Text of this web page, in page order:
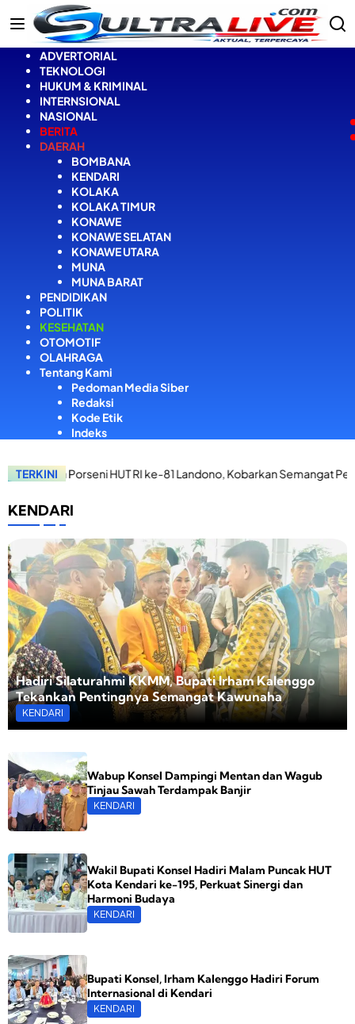
Langsung
ke
ADVERTORIAL
TEKNOLOGI
HUKUM & KRIMINAL
INTERNSIONAL
NASIONAL
BERITA
DAERAH
BOMBANA
KENDARI
KOLAKA
KOLAKA TIMUR
KONAWE
KONAWE SELATAN
KONAWE UTARA
MUNA
MUNA BARAT
PENDIDIKAN
POLITIK
KESEHATAN
OTOMOTIF
OLAHRAGA
Tentang Kami
Pedoman Media Siber
Redaksi
Kode Etik
Indeks
TERKINI
HUT RI ke-81 Landono, Kobarkan Semangat Perjuangan dan
KENDARI
Hadiri Silaturahmi KKMM, Bupati Irham Kalenggo
Tekankan Pentingnya Semangat Kawunaha
KENDARI
Wabup Konsel Dampingi Mentan dan Wagub
Tinjau Sawah Terdampak Banjir
KENDARI
Wakil Bupati Konsel Hadiri Malam Puncak HUT
Kota Kendari ke-195, Perkuat Sinergi dan
Harmoni Budaya
KENDARI
Bupati Konsel, Irham Kalenggo Hadiri Forum
Internasional di Kendari
KENDARI